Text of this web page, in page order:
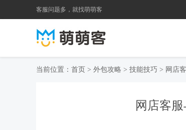
客服问题多，就找萌萌客
当前位置： 首页 > 外包攻略 > 技能技巧 > 网店
网店客